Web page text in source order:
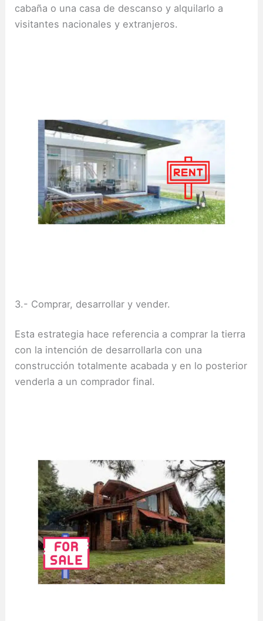
cabaña o una casa de descanso y alquilarlo a
visitantes nacionales y extranjeros.
3.- Comprar, desarrollar y vender.
Esta estrategia hace referencia a comprar la tierra
con la intención de desarrollarla con una
construcción totalmente acabada y en lo posterior
venderla a un comprador final.